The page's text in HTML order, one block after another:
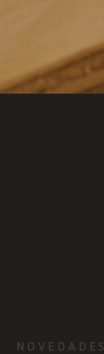
NOVEDADES